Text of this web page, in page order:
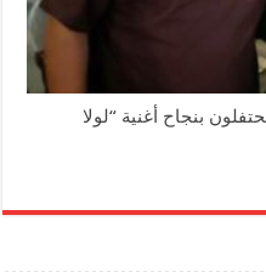
بنجاح أغنية “لولا